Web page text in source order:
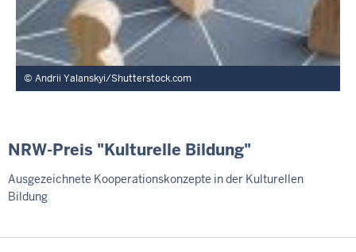
Andrii Yalanskyi/Shutterstock.com
NRW-Preis "Kulturelle Bildung"
Ausgezeichnete Kooperationskonzepte in der Kulturellen
Bildung